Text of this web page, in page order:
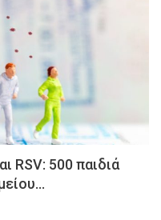
RSV: 500 παιδιά